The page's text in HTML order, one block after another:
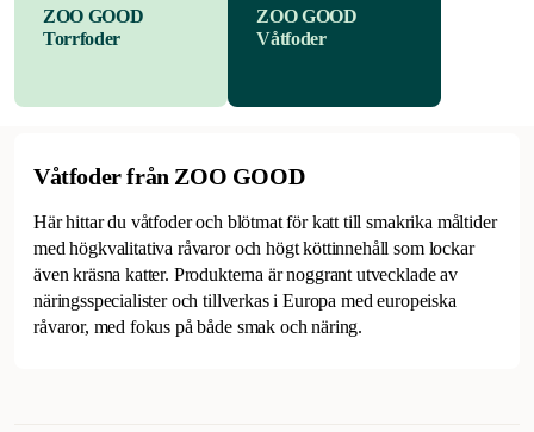
ZOO GOOD
Torrfoder
ZOO GOOD
Våtfoder
Våtfoder från ZOO GOOD
Här hittar du våtfoder och blötmat för katt till smakrika måltider
med högkvalitativa råvaror och högt köttinnehåll som lockar
även kräsna katter. Produkterna är noggrant utvecklade av
näringsspecialister och tillverkas i Europa med europeiska
råvaror, med fokus på både smak och näring.